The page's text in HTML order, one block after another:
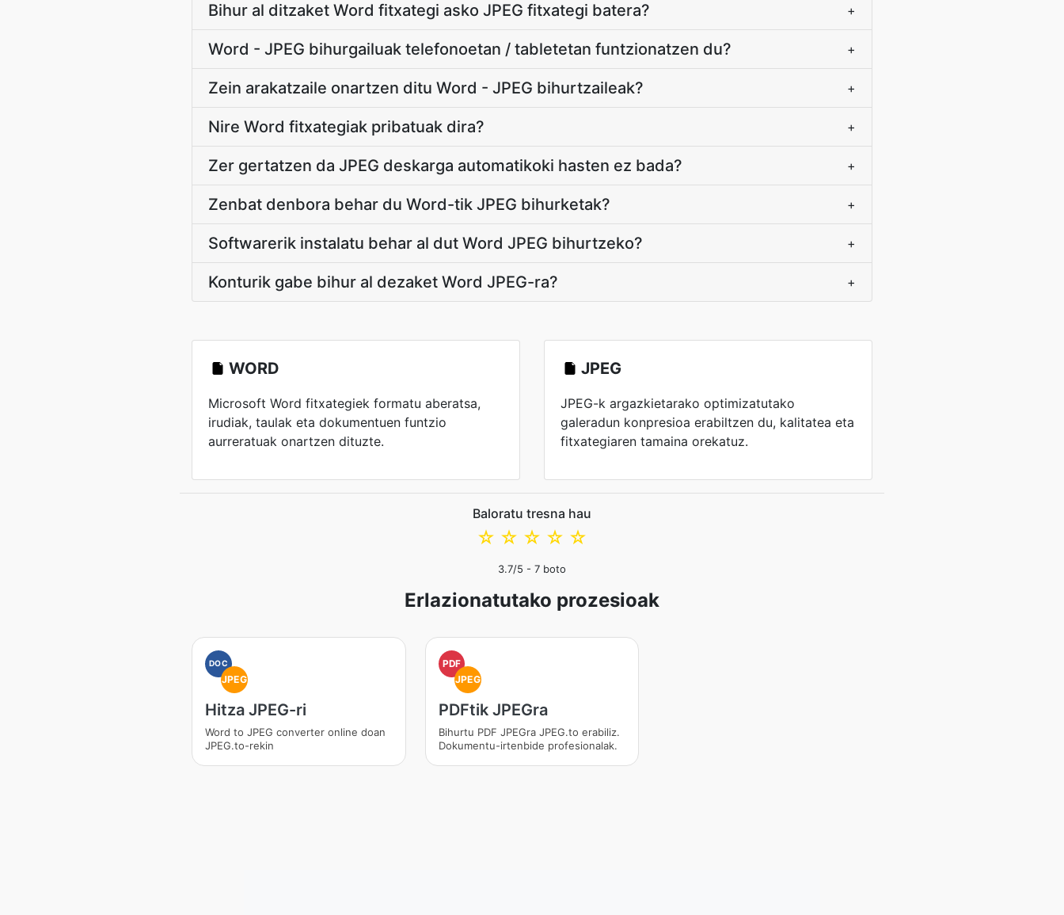
Bihur al ditzaket Word fitxategi asko JPEG fitxategi batera? +
Word - JPEG bihurgailuak telefonoetan / tabletetan funtzionatzen du? +
Zein arakatzaile onartzen ditu Word - JPEG bihurtzaileak? +
Nire Word fitxategiak pribatuak dira? +
Zer gertatzen da JPEG deskarga automatikoki hasten ez bada? +
Zenbat denbora behar du Word-tik JPEG bihurketak? +
Softwarerik instalatu behar al dut Word JPEG bihurtzeko? +
Konturik gabe bihur al dezaket Word JPEG-ra? +
WORD
Microsoft Word fitxategiek formatu aberatsa,
irudiak, taulak eta dokumentuen funtzio
aurreratuak onartzen dituzte.
JPEG
JPEG-k argazkietarako optimizatutako
galeradun konpresioa erabiltzen du, kalitatea eta
fitxategiaren tamaina orekatuz.
Baloratu tresna hau
☆
☆
☆
☆
☆
3.7/5 - 7 boto
Erlazionatutako prozesioak
DOC
JPEG
Hitza JPEG-ri
Word to JPEG converter online doan
JPEG.to-rekin
PDF
JPEG
PDFtik JPEGra
Bihurtu PDF JPEGra JPEG.to erabiliz.
Dokumentu-irtenbide profesionalak.